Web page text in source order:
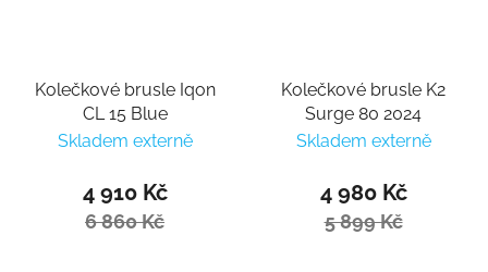
Kolečkové brusle Iqon
CL 15 Blue
Skladem externě
4 910 Kč
6 860 Kč
Kolečkové brusle K2
Surge 80 2024
Skladem externě
4 980 Kč
5 899 Kč